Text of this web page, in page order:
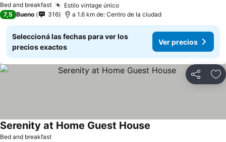
Bed and breakfast Estilo vintage único
7,5 Bueno 316 a 1.6 km de: Centro de la ciudad
Seleccioná las fechas para ver los
precios exactos
Ver precios
Compartir
Bed and breakfast
Serenity at Home Guest House